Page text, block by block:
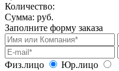
Количество:
Сумма: руб.
Заполните форму заказа
Физ.лицо
Юр.лицо